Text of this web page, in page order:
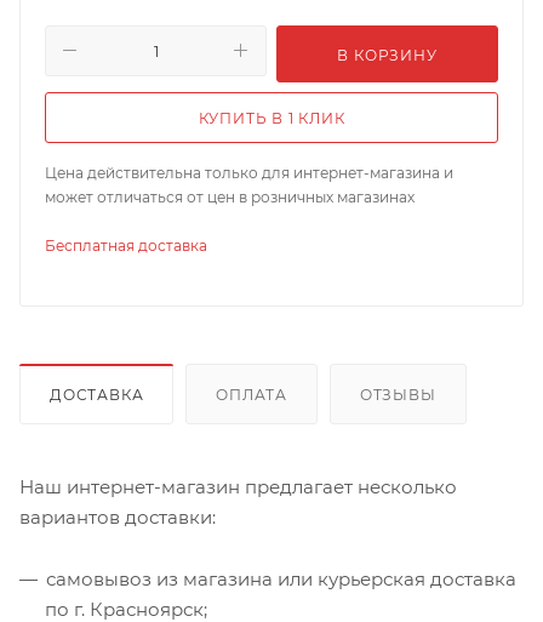
В КОРЗИНУ
КУПИТЬ В 1 КЛИК
Цена действительна только для интернет-магазина и
может отличаться от цен в розничных магазинах
Бесплатная доставка
ДОСТАВКА ОПЛАТА ОТЗЫВЫ
Наш интернет-магазин предлагает несколько
вариантов доставки:
самовывоз из магазина или курьерская доставка
по г. Красноярск;